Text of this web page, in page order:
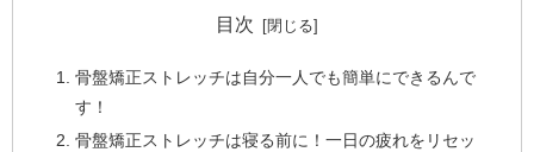
目次
骨盤矯正ストレッチは自分一人でも簡単にできるんで
す！
骨盤矯正ストレッチは寝る前に！一日の疲れをリセッ